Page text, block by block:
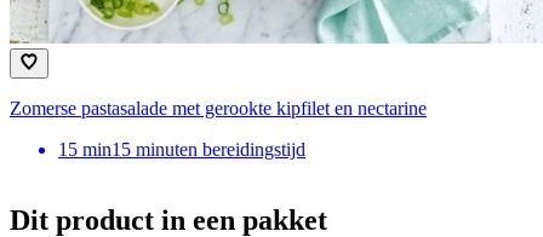
Zomerse pastasalade met gerookte kipfilet en nectarine
15 min15 minuten bereidingstijd
Dit product in een pakket